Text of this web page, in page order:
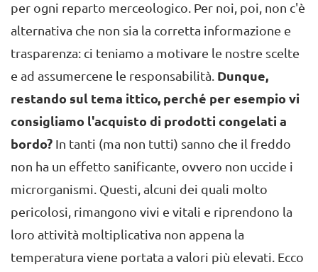
per ogni reparto merceologico. Per noi, poi, non c'è
alternativa che non sia la corretta informazione e
trasparenza: ci teniamo a motivare le nostre scelte
e ad assumercene le responsabilità. Dunque,
restando sul tema ittico, perché per esempio vi
consigliamo l'acquisto di prodotti congelati a
bordo? In tanti (ma non tutti) sanno che il freddo
non ha un effetto sanificante, ovvero non uccide i
microrganismi. Questi, alcuni dei quali molto
pericolosi, rimangono vivi e vitali e riprendono la
loro attività moltiplicativa non appena la
temperatura viene portata a valori più elevati. Ecco